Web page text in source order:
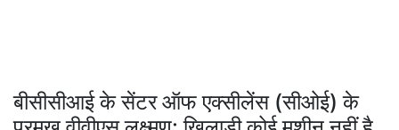
बीसीसीआई के सेंटर ऑफ एक्सीलेंस (सीओई) के